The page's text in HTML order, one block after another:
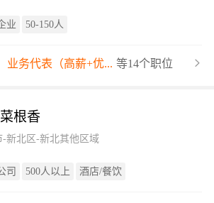
业 50-150人
业务代表（高薪+优... 等14个职位
根香
-新北区-新北其他区域
司 500人以上 酒店/餐饮